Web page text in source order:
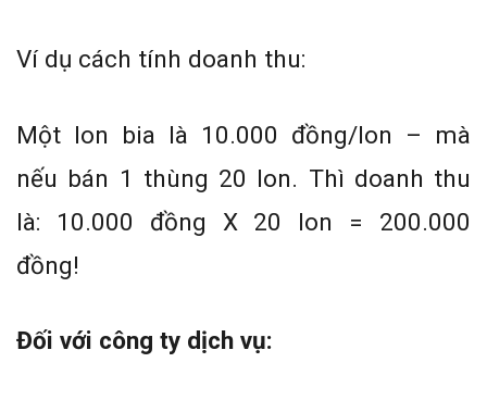
Ví dụ cách tính doanh thu:
Một lon bia là 10.000 đồng/lon – mà
nếu bán 1 thùng 20 lon. Thì doanh thu
là: 10.000 đồng X 20 lon = 200.000
đồng!
Đối với công ty dịch vụ: